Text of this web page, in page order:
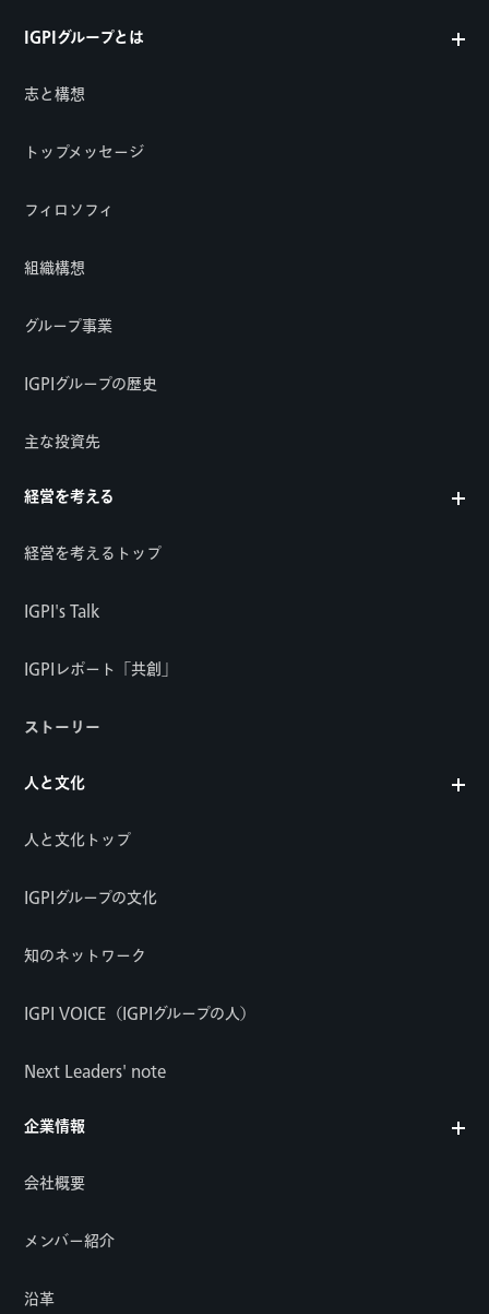
IGPIグループとは
志と構想
トップメッセージ
フィロソフィ
組織構想
グループ事業
IGPIグループの歴史
主な投資先
経営を考える
経営を考えるトップ
IGPI's Talk
IGPIレポート「共創」
ストーリー
人と文化
人と文化トップ
IGPIグループの文化
知のネットワーク
IGPI VOICE（IGPIグループの人）
Next Leaders' note
企業情報
会社概要
メンバー紹介
沿革